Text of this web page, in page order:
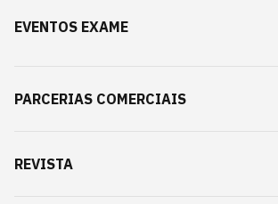
EVENTOS EXAME
PARCERIAS COMERCIAIS
REVISTA